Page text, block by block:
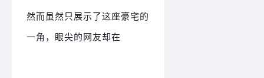
然而虽然只展示了这座豪宅的
一角，眼尖的网友却在